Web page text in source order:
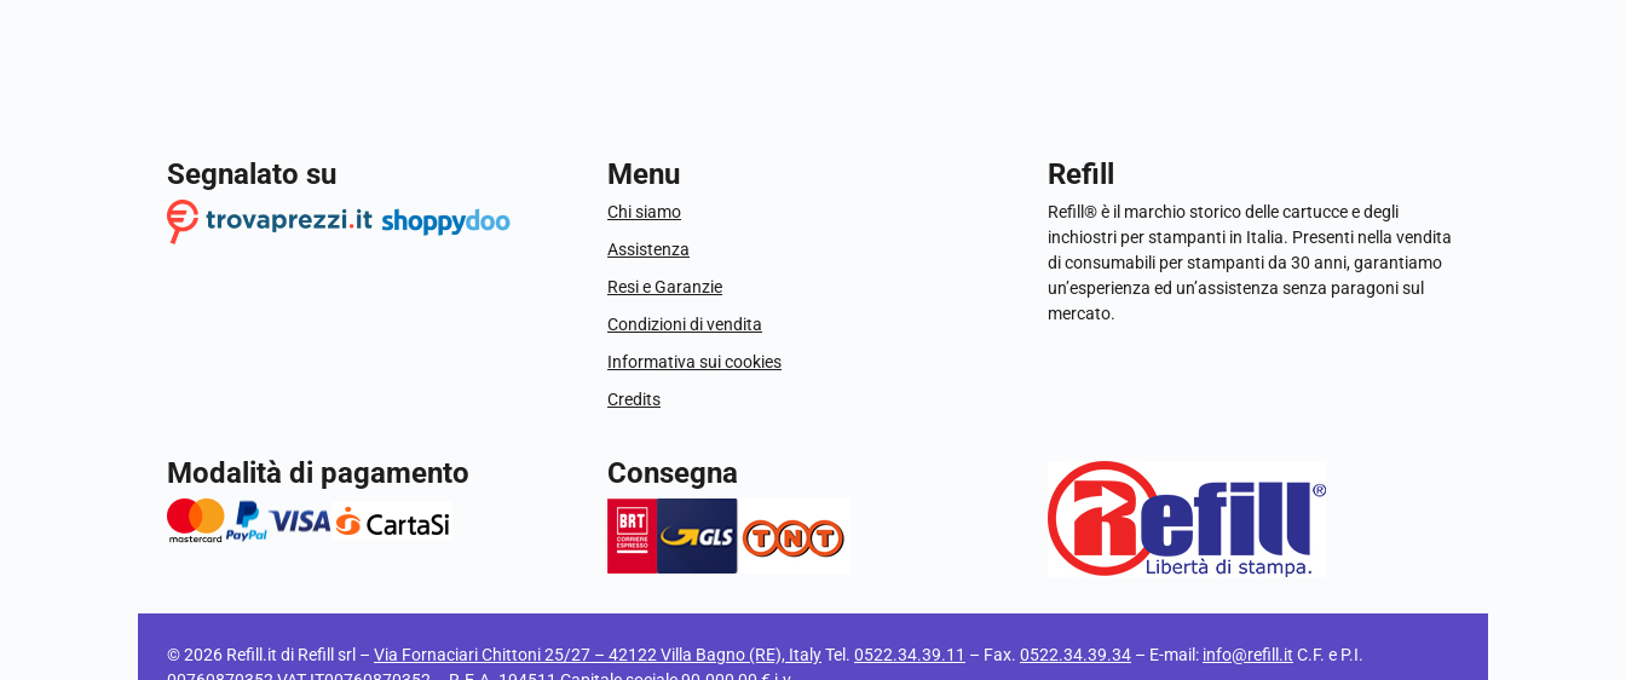
Segnalato su Menu
Chi siamo
Assistenza
Resi e Garanzie
Condizioni di vendita
Informativa sui cookies
Credits
Refill
Refill® è il marchio storico delle cartucce e degli
inchiostri per stampanti in Italia. Presenti nella vendita
di consumabili per stampanti da 30 anni, garantiamo
un’esperienza ed un’assistenza senza paragoni sul
mercato.
Modalità di pagamento Consegna
© 2026 Refill.it di Refill srl – Via Fornaciari Chittoni 25/27 – 42122 Villa Bagno (RE), ItalyTel. 0522.34.39.11 – Fax. 0522.34.39.34 – E-mail: info@refill.it C.F. e P.I.